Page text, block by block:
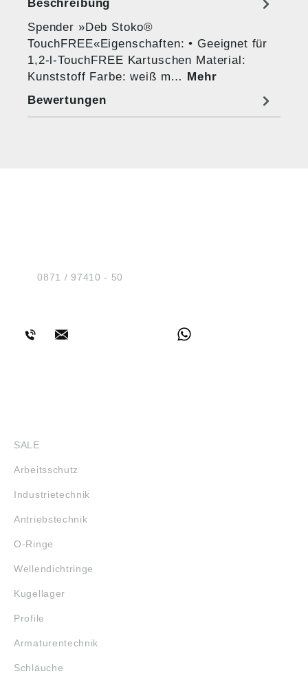
Beschreibung
Spender »Deb Stoko®
TouchFREE«Eigenschaften: • Geeignet für
1,2-l-TouchFREE Kartuschen Material:
Kunststoff Farbe: weiß m… Mehr
Bewertungen
Tel.:0871 / 97410 - 50
SALE
Arbeitsschutz
Industrietechnik
Antriebstechnik
O-Ringe
Wellendichtringe
Kugellager
Profile
Armaturentechnik
Schläuche